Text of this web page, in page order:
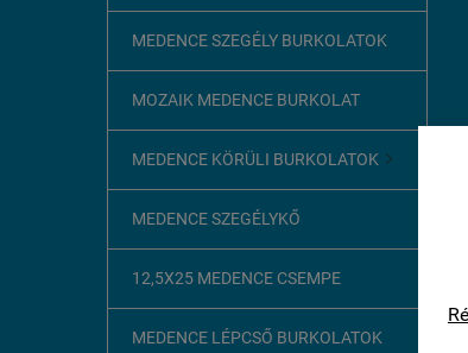
MEDENCE SZEGÉLY BURKOLATOK
MOZAIK MEDENCE BURKOLAT
MEDENCE KÖRÜLI BURKOLATOK 
MEDENCE SZEGÉLYKŐ
12,5X25 MEDENCE CSEMPE
MEDENCE LÉPCSŐ BURKOLATOK